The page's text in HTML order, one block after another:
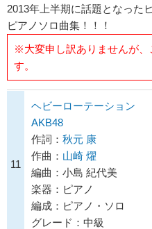
2013年上半期に話題となった
ピアノソロ曲集！！！
※大変申し訳ありませんが、
す。
11
ヘビーローテーション
AKB48
作詞： 秋元 康
作曲： 山崎 燿
編曲：小島 紀代美
楽器：ピアノ
編成：ピアノ・ソロ
グレード：中級